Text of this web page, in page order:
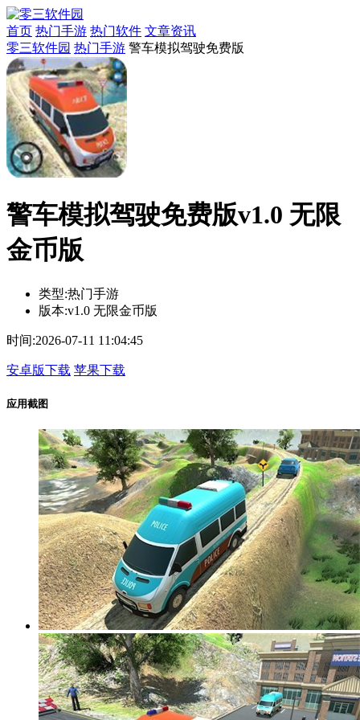
首页 热门手游 热门软件 文章资讯
零三软件园 热门手游 警车模拟驾驶免费版
警车模拟驾驶免费版v1.0 无限
金币版
类型:热门手游
版本:v1.0 无限金币版
时间:2026-07-11 11:04:45
安卓版下载 苹果下载
应用截图